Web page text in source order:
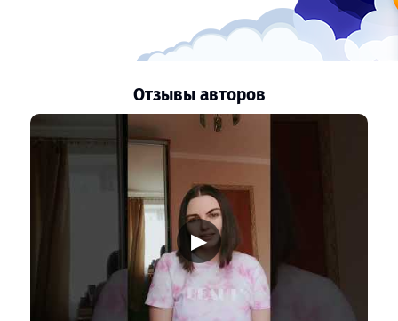
Отзывы авторов
▶